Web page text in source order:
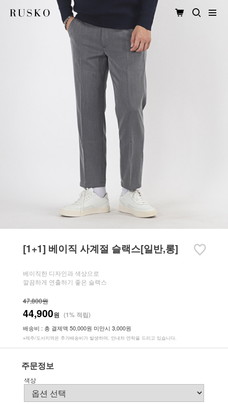
[1+1] 베이직 사계절 슬랙스[일반,롱]
베이직한 디자인과 색상으로
깔끔하게 연출하기 좋은 슬랙스
47,800원
44,900원 (1% 적립)
배송비 : 총 결제액 50,000원 미만시 3,000원
※제주/도서지역은 추가배송비가 발생하며, 안내차 연락을 드리고 있습니다.
주문정보
색상